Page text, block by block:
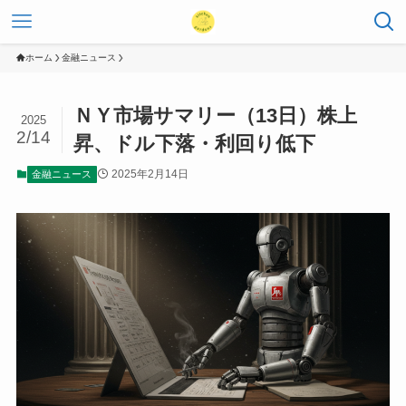
ホーム 金融ニュース
ＮＹ市場サマリー（13日）株上
昇、ドル下落・利回り低下
2025
2/14
金融ニュース 2025年2月14日